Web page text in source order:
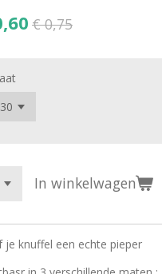
€ 0,75
In winkelwagen
je knuffel een echte pieper